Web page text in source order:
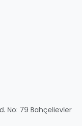
No: 79 Bahçelievler